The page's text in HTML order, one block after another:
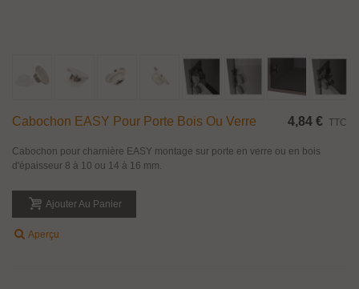
Cabochon EASY Pour Porte Bois Ou Verre 4,84 € TTC
Cabochon pour charnière EASY montage sur porte en verre ou en bois
d'épaisseur 8 à 10 ou 14 à 16 mm.
Ajouter Au Panier
Aperçu